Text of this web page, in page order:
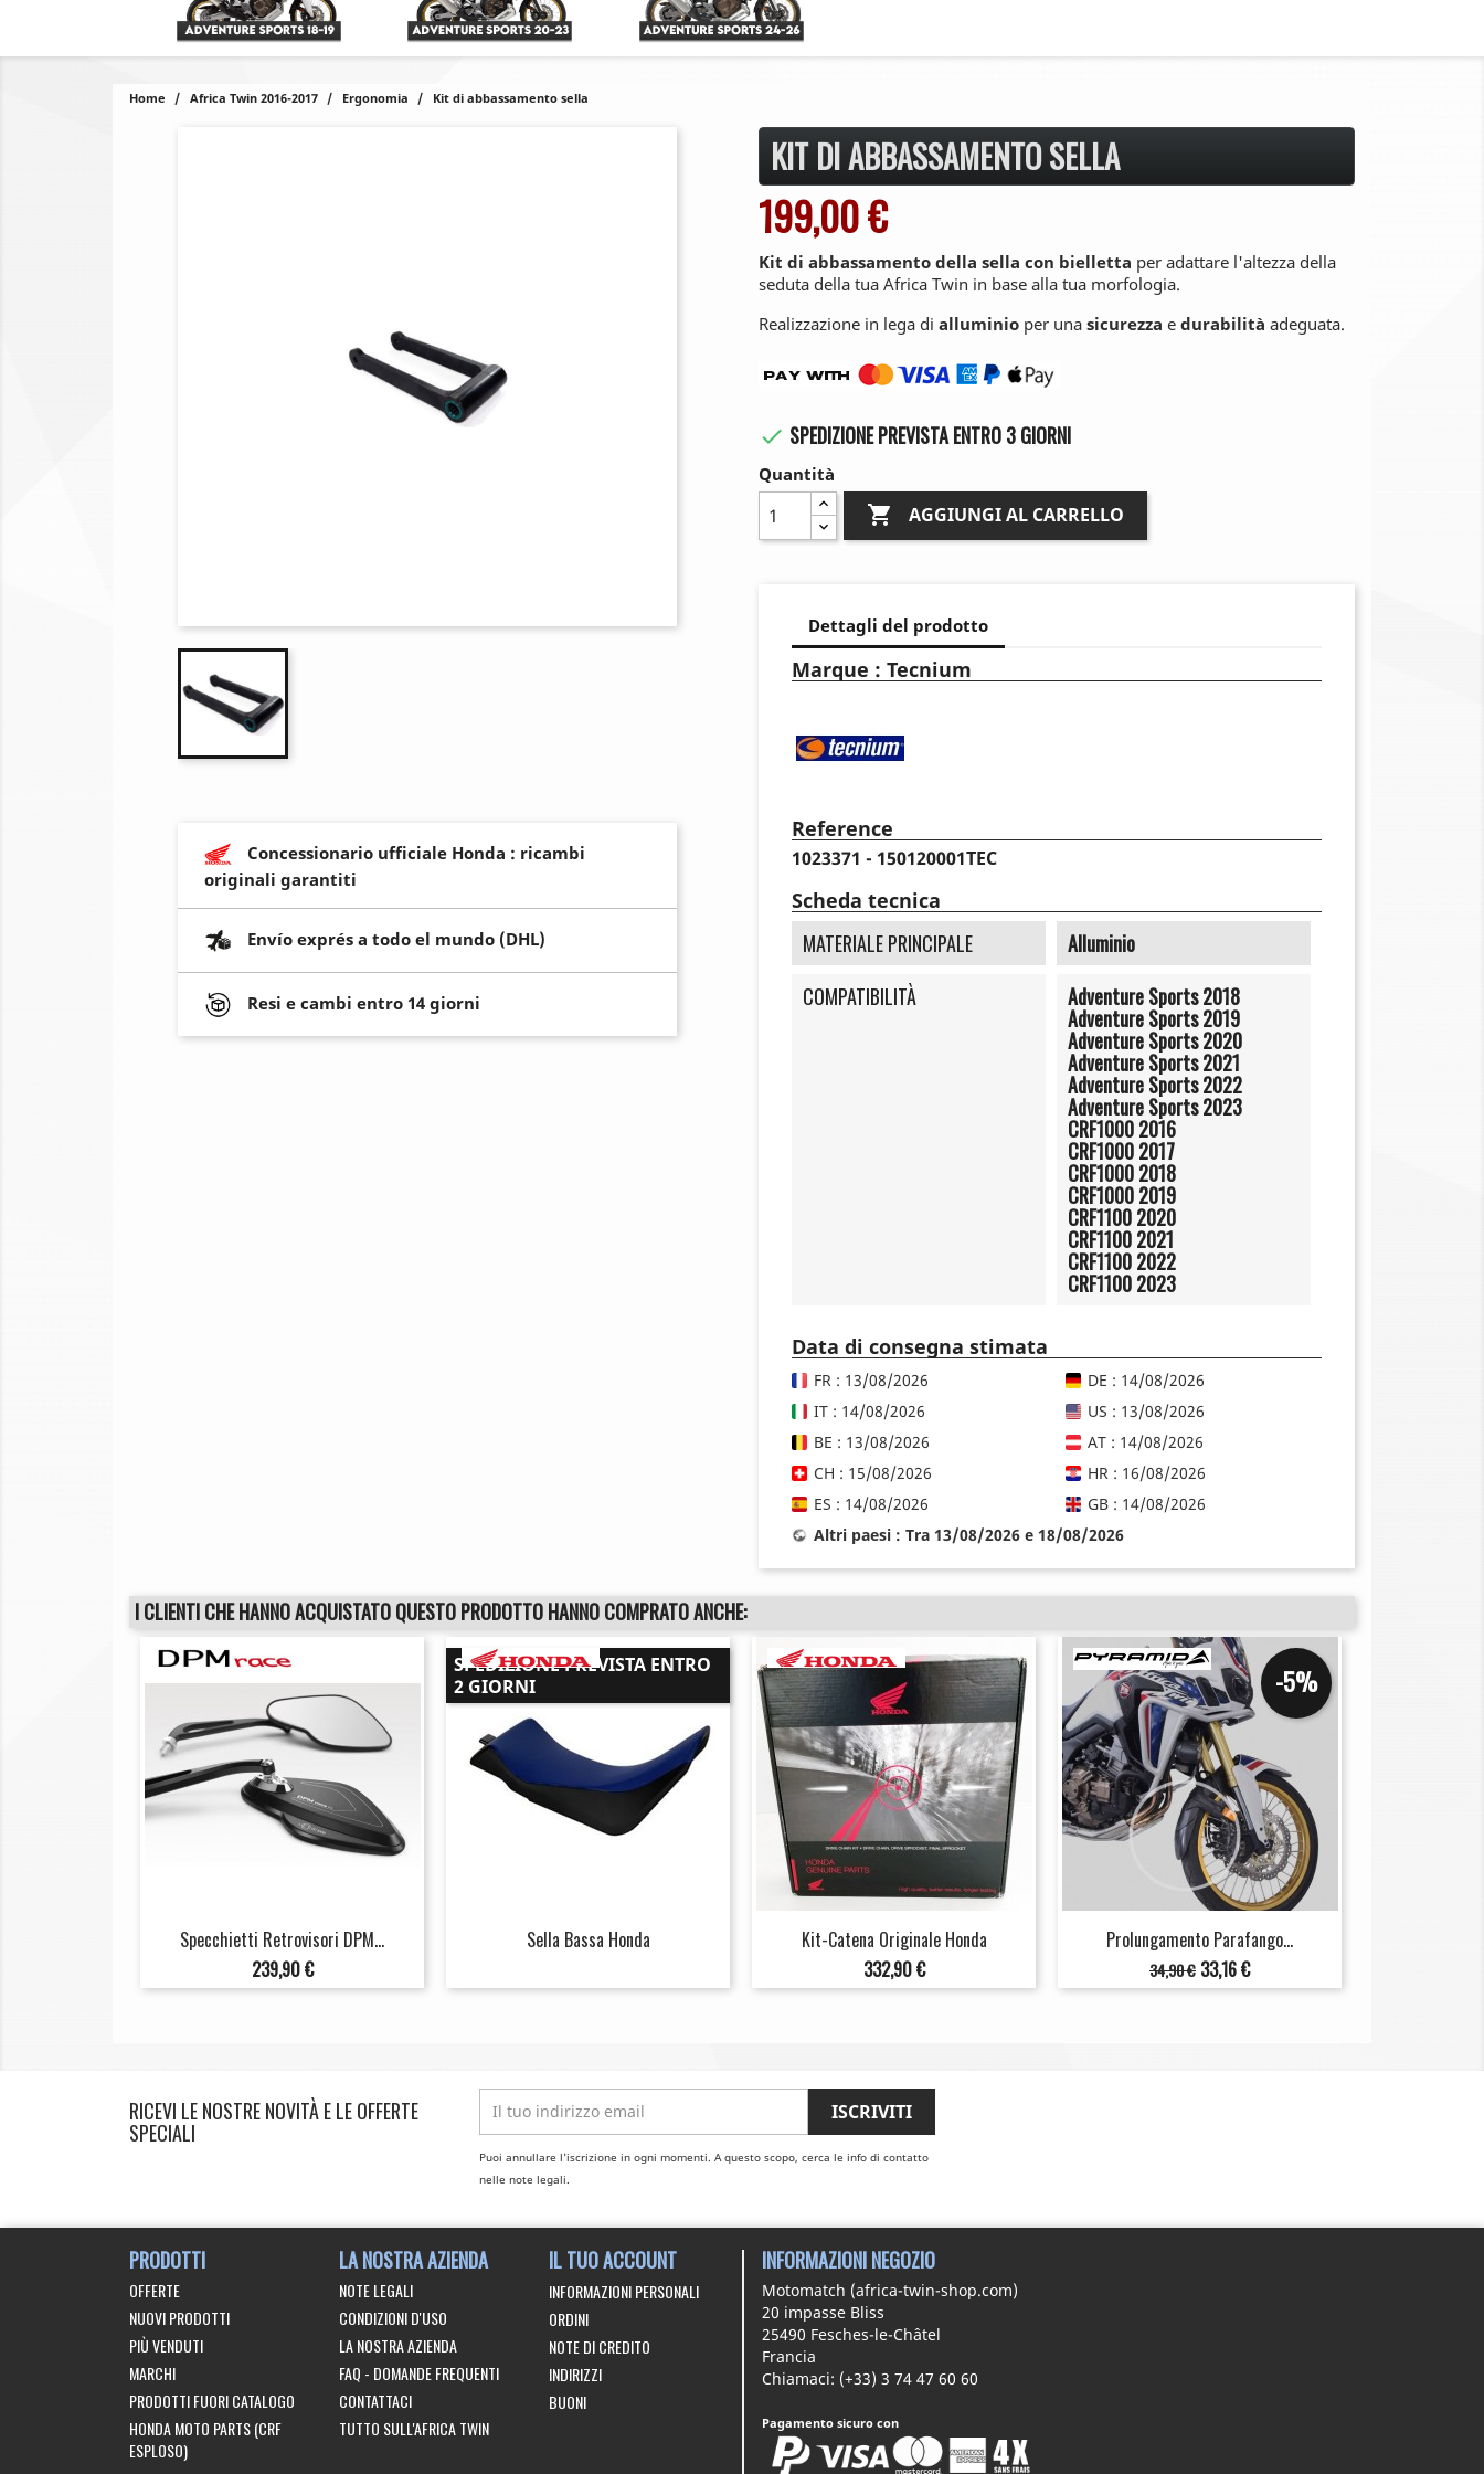
Home Africa Twin 2016-2017 Ergonomia Kit di abbassamento sella
Concessionario ufficiale Honda : ricambi
originali garantiti
Envío exprés a todo el mundo (DHL)
Resi e cambi entro 14 giorni
KIT DI ABBASSAMENTO SELLA
199,00 €
Kit di abbassamento della sella con bielletta per adattare l'altezza della
seduta della tua Africa Twin in base alla tua morfologia.
Realizzazione in lega di alluminio per una sicurezza e durabilità adeguata.
 SPEDIZIONE PREVISTA ENTRO 3 GIORNI
Quantità
 AGGIUNGI AL CARRELLO
Dettagli del prodotto
Marque : Tecnium
Reference
1023371 - 150120001TEC
Scheda tecnica
MATERIALE PRINCIPALE
Alluminio
COMPATIBILITÀ
Adventure Sports 2018
Adventure Sports 2019
Adventure Sports 2020
Adventure Sports 2021
Adventure Sports 2022
Adventure Sports 2023
CRF1000 2016
CRF1000 2017
CRF1000 2018
CRF1000 2019
CRF1100 2020
CRF1100 2021
CRF1100 2022
CRF1100 2023
Data di consegna stimata
FR : 13/08/2026
DE : 14/08/2026
IT : 14/08/2026
US : 13/08/2026
BE : 13/08/2026
AT : 14/08/2026
CH : 15/08/2026
HR : 16/08/2026
ES : 14/08/2026
GB : 14/08/2026
Altri paesi : Tra 13/08/2026 e 18/08/2026
I CLIENTI CHE HANNO ACQUISTATO QUESTO PRODOTTO HANNO COMPRATO ANCHE:
Specchietti Retrovisori DPM...
Prezzo
239,90 €
Sella Bassa Honda
SPEDIZIONE PREVISTA ENTRO
2 GIORNI
Kit-Catena Originale Honda
Prezzo
332,90 €
Prolungamento Parafango...
Prezzo
base
34,90 €
-5%
Prezzo
33,16 €
RICEVI LE NOSTRE NOVITÀ E LE OFFERTE
SPECIALI
Puoi annullare l'iscrizione in ogni momenti. A questo scopo, cerca le info di contatto
nelle note legali.
PRODOTTI
OFFERTE
NUOVI PRODOTTI
PIÙ VENDUTI
MARCHI
PRODOTTI FUORI CATALOGO
HONDA MOTO PARTS (CRF
ESPLOSO)
LA NOSTRA AZIENDA
NOTE LEGALI
CONDIZIONI D'USO
LA NOSTRA AZIENDA
FAQ - DOMANDE FREQUENTI
CONTATTACI
TUTTO SULL'AFRICA TWIN
IL TUO ACCOUNT
INFORMAZIONI PERSONALI
ORDINI
NOTE DI CREDITO
INDIRIZZI
BUONI
INFORMAZIONI NEGOZIO
Motomatch (africa-twin-shop.com)
20 impasse Bliss
25490 Fesches-le-Châtel
Francia
Chiamaci: (+33) 3 74 47 60 60
Pagamento sicuro con